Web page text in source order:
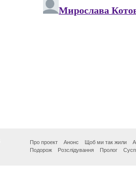
Про проект Анонс Щоб ми так жили
Подорож
Розслідування Пролог